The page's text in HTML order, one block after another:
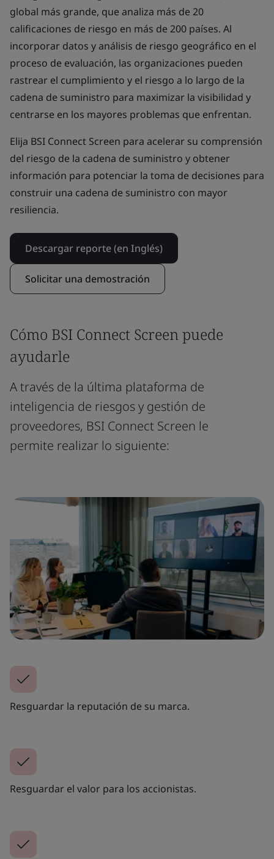
global más grande, que analiza más de 20
calificaciones de riesgo en más de 200 países. Al
incorporar datos y análisis de riesgo geográfico en el
proceso de evaluación, las organizaciones pueden
rastrear el cumplimiento y el riesgo a lo largo de la
cadena de suministro para maximizar la visibilidad y
centrarse en los mayores problemas que enfrentan.
Elija BSI Connect Screen para acelerar su comprensión
del riesgo de la cadena de suministro y obtener
información para potenciar la toma de decisiones para
construir una cadena de suministro con mayor
resiliencia.
Descargar reporte (en Inglés)
Solicitar una demostración
Cómo BSI Connect Screen puede
ayudarle
A través de la última plataforma de
inteligencia de riesgos y gestión de
proveedores, BSI Connect Screen le
permite realizar lo siguiente:
Resguardar la reputación de su marca.
Resguardar el valor para los accionistas.